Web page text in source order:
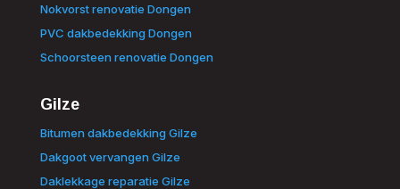
Nokvorst renovatie Dongen
PVC dakbedekking Dongen
Schoorsteen renovatie Dongen
Gilze
Bitumen dakbedekking Gilze
Dakgoot vervangen Gilze
Daklekkage reparatie Gilze